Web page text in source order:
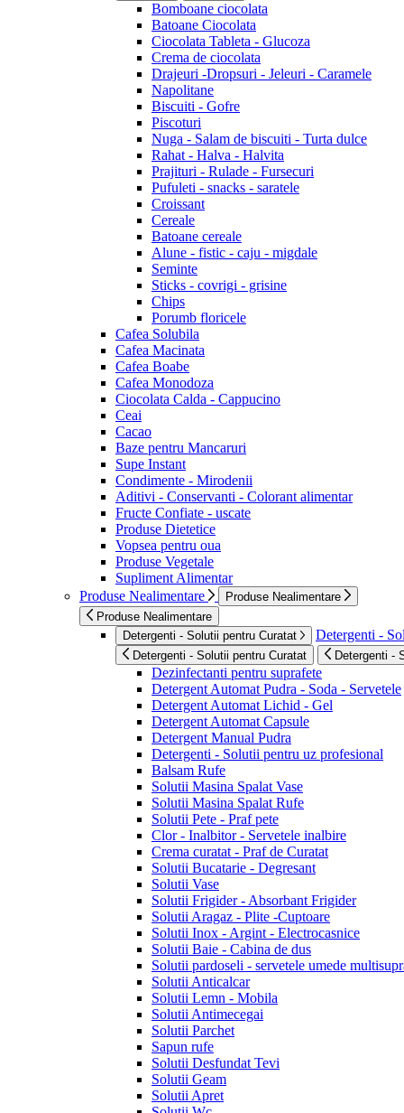
Bomboane ciocolata
Batoane Ciocolata
Ciocolata Tableta - Glucoza
Crema de ciocolata
Drajeuri -Dropsuri - Jeleuri - Caramele
Napolitane
Biscuiti - Gofre
Piscoturi
Nuga - Salam de biscuiti - Turta dulce
Rahat - Halva - Halvita
Prajituri - Rulade - Fursecuri
Pufuleti - snacks - saratele
Croissant
Cereale
Batoane cereale
Alune - fistic - caju - migdale
Seminte
Sticks - covrigi - grisine
Chips
Porumb floricele
Cafea Solubila
Cafea Macinata
Cafea Boabe
Cafea Monodoza
Ciocolata Calda - Cappucino
Ceai
Cacao
Baze pentru Mancaruri
Supe Instant
Condimente - Mirodenii
Aditivi - Conservanti - Colorant alimentar
Fructe Confiate - uscate
Produse Dietetice
Vopsea pentru oua
Produse Vegetale
Supliment Alimentar
Produse Nealimentare
Produse Nealimentare
Produse Nealimentare
Detergenti - Solutii pentru Curatat
Detergenti -
Detergenti - Solutii pentru Curatat Detergenti -
Dezinfectanti pentru suprafete
Detergent Automat Pudra - Soda - Servetele
Detergent Automat Lichid - Gel
Detergent Automat Capsule
Detergent Manual Pudra
Detergenti - Solutii pentru uz profesional
Balsam Rufe
Solutii Masina Spalat Vase
Solutii Masina Spalat Rufe
Solutii Pete - Praf pete
Clor - Inalbitor - Servetele inalbire
Crema curatat - Praf de Curatat
Solutii Bucatarie - Degresant
Solutii Vase
Solutii Frigider - Absorbant Frigider
Solutii Aragaz - Plite -Cuptoare
Solutii Inox - Argint - Electrocasnice
Solutii Baie - Cabina de dus
Solutii pardoseli - servetele umede
Solutii Anticalcar
Solutii Lemn - Mobila
Solutii Antimecegai
Solutii Parchet
Sapun rufe
Solutii Desfundat Tevi
Solutii Geam
Solutii Apret